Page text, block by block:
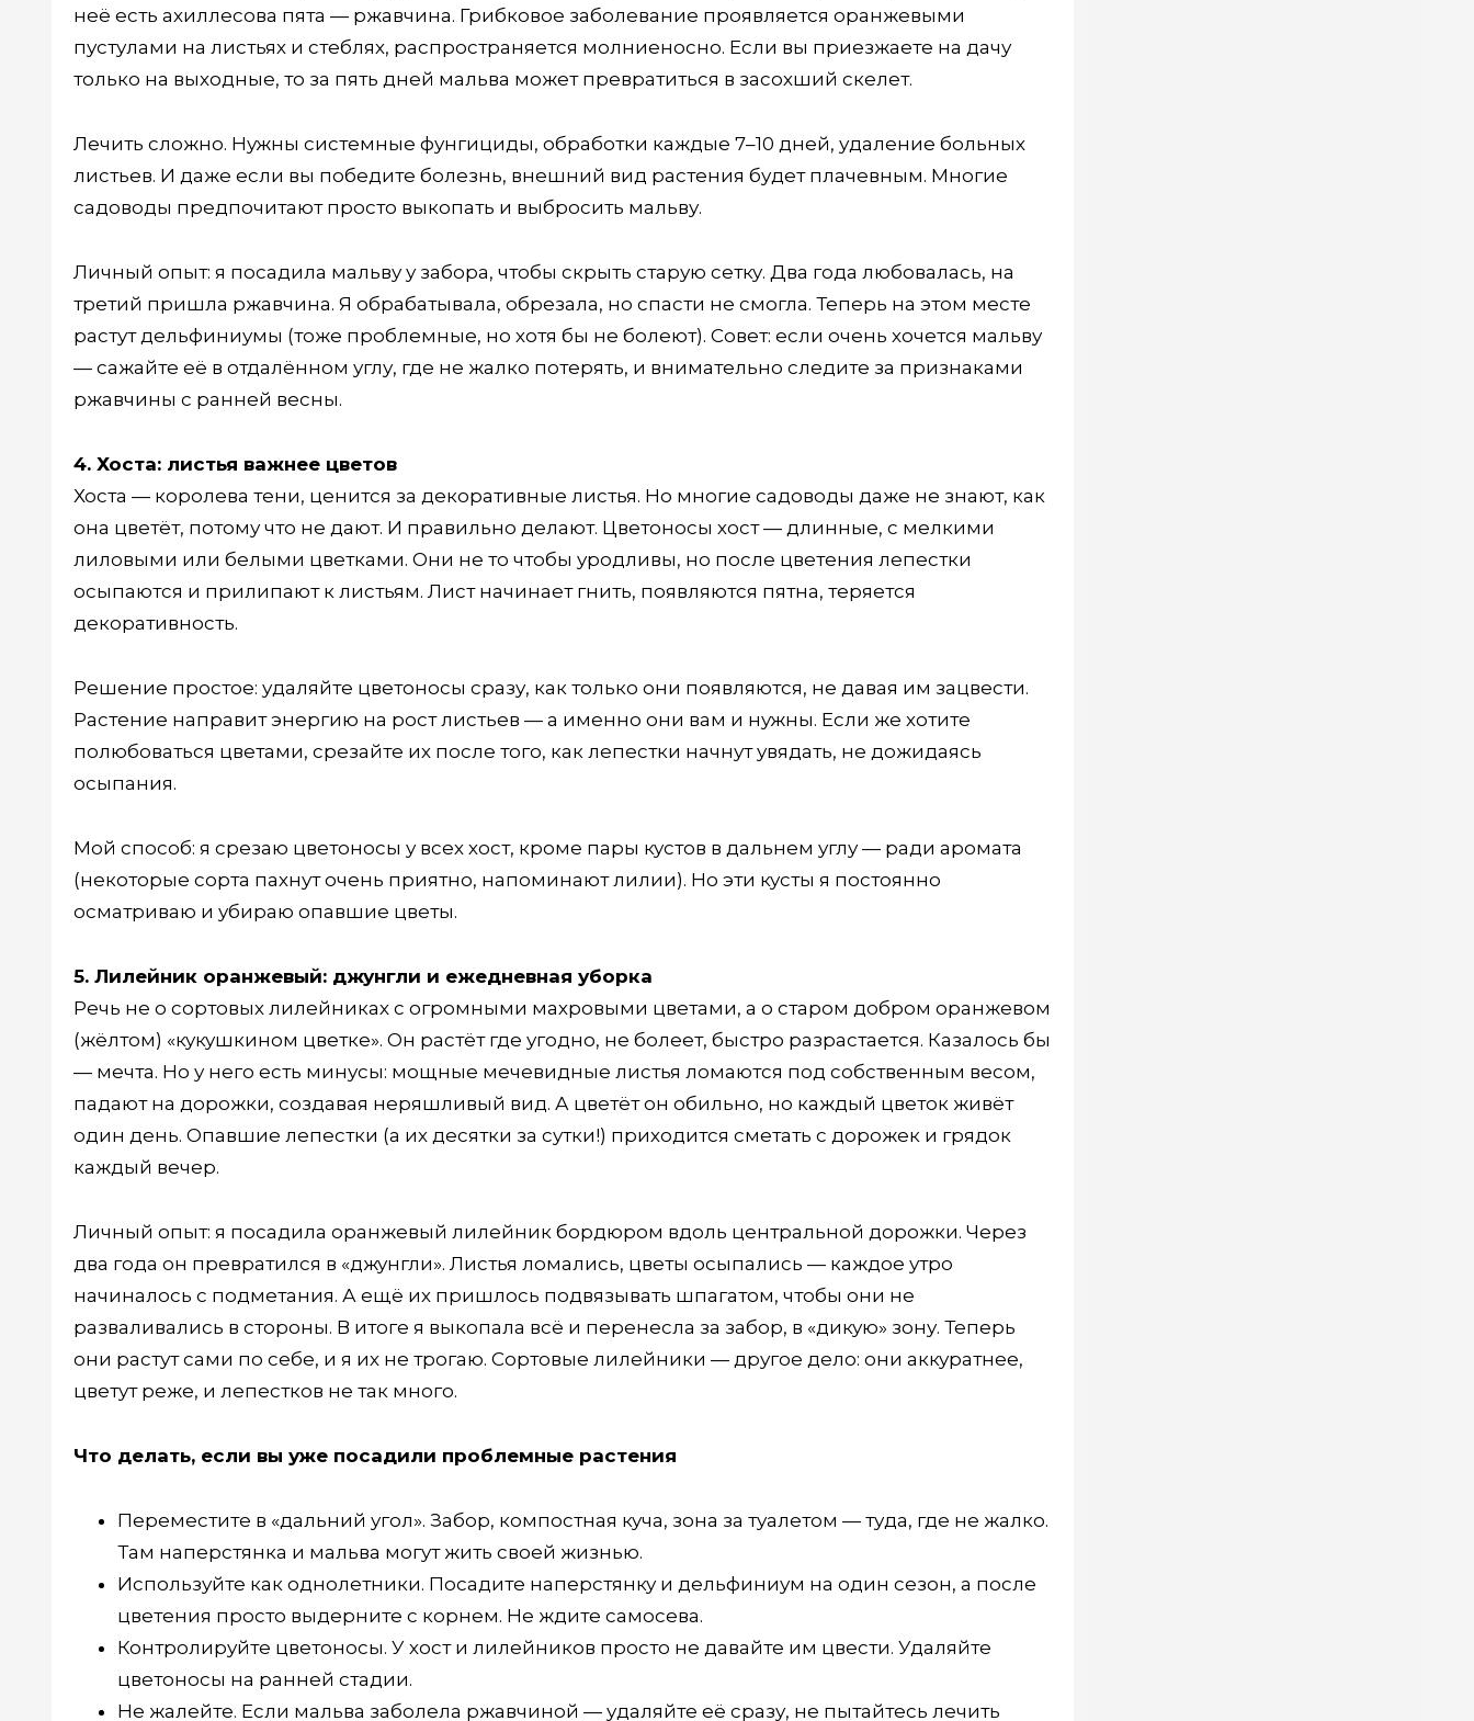
неё есть ахиллесова пята — ржавчина. Грибковое заболевание проявляется оранжевыми
пустулами на листьях и стеблях, распространяется молниеносно. Если вы приезжаете на дачу
только на выходные, то за пять дней мальва может превратиться в засохший скелет.
Лечить сложно. Нужны системные фунгициды, обработки каждые 7–10 дней, удаление больных
листьев. И даже если вы победите болезнь, внешний вид растения будет плачевным. Многие
садоводы предпочитают просто выкопать и выбросить мальву.
Личный опыт: я посадила мальву у забора, чтобы скрыть старую сетку. Два года любовалась, на
третий пришла ржавчина. Я обрабатывала, обрезала, но спасти не смогла. Теперь на этом месте
растут дельфиниумы (тоже проблемные, но хотя бы не болеют). Совет: если очень хочется мальву
— сажайте её в отдалённом углу, где не жалко потерять, и внимательно следите за признаками
ржавчины с ранней весны.
4. Хоста: листья важнее цветов
Хоста — королева тени, ценится за декоративные листья. Но многие садоводы даже не знают, как
она цветёт, потому что не дают. И правильно делают. Цветоносы хост — длинные, с мелкими
лиловыми или белыми цветками. Они не то чтобы уродливы, но после цветения лепестки
осыпаются и прилипают к листьям. Лист начинает гнить, появляются пятна, теряется
декоративность.
Решение простое: удаляйте цветоносы сразу, как только они появляются, не давая им зацвести.
Растение направит энергию на рост листьев — а именно они вам и нужны. Если же хотите
полюбоваться цветами, срезайте их после того, как лепестки начнут увядать, не дожидаясь
осыпания.
Мой способ: я срезаю цветоносы у всех хост, кроме пары кустов в дальнем углу — ради аромата
(некоторые сорта пахнут очень приятно, напоминают лилии). Но эти кусты я постоянно
осматриваю и убираю опавшие цветы.
5. Лилейник оранжевый: джунгли и ежедневная уборка
Речь не о сортовых лилейниках с огромными махровыми цветами, а о старом добром оранжевом
(жёлтом) «кукушкином цветке». Он растёт где угодно, не болеет, быстро разрастается. Казалось бы
— мечта. Но у него есть минусы: мощные мечевидные листья ломаются под собственным весом,
падают на дорожки, создавая неряшливый вид. А цветёт он обильно, но каждый цветок живёт
один день. Опавшие лепестки (а их десятки за сутки!) приходится сметать с дорожек и грядок
каждый вечер.
Личный опыт: я посадила оранжевый лилейник бордюром вдоль центральной дорожки. Через
два года он превратился в «джунгли». Листья ломались, цветы осыпались — каждое утро
начиналось с подметания. А ещё их пришлось подвязывать шпагатом, чтобы они не
разваливались в стороны. В итоге я выкопала всё и перенесла за забор, в «дикую» зону. Теперь
они растут сами по себе, и я их не трогаю. Сортовые лилейники — другое дело: они аккуратнее,
цветут реже, и лепестков не так много.
Что делать, если вы уже посадили проблемные растения
Переместите в «дальний угол». Забор, компостная куча, зона за туалетом — туда, где не жалко.
Там наперстянка и мальва могут жить своей жизнью.
Используйте как однолетники. Посадите наперстянку и дельфиниум на один сезон, а после
цветения просто выдерните с корнем. Не ждите самосева.
Контролируйте цветоносы. У хост и лилейников просто не давайте им цвести. Удаляйте
цветоносы на ранней стадии.
Не жалейте. Если мальва заболела ржавчиной — удаляйте её сразу, не пытайтесь лечить